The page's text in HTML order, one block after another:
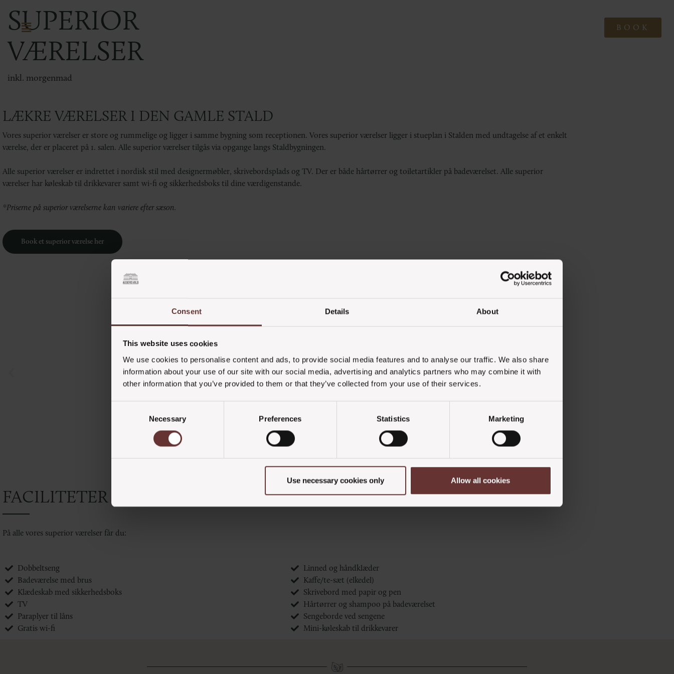
Consent Details About
This website uses cookies
We use cookies to personalise content and ads, to provide social media features and to analyse our traffic. We also share
information about your use of our site with our social media, advertising and analytics partners who may combine it with
other information that you’ve provided to them or that they’ve collected from your use of their services.
Necessary Preferences Statistics Marketing
Use necessary cookies only Allow all cookies
BOOK
SUPERIOR
VÆRELSER
inkl. morgenmad
LÆKRE VÆRELSER I DEN GAMLE STALD
Vores superior værelser er store og rummelige og ligger i samme bygning som receptionen. Vores superior værelser ligger i stueplan i Stalden med undtagelse af et enkelt
værelse, der er placeret på 1. salen. Alle superior værelser tilgås via opgange langs Staldbygningen.
Alle superior værelser er indrettet i nordisk stil med designermøbler, skrivebordsplads og TV. Der er både hårtørrer og toiletartikler på badeværelset. Alle superior
værelser har køleskab til drikkevarer samt wi-fi og sikkerhedsboks til dine værdigenstande.
*Priserne på superior værelserne kan variere efter sæson.
Book et superior værelse her
FACILITETER
På alle vores superior værelser får du:
Dobbeltseng
Badeværelse med brus
Klædeskab med sikkerhedsboks
TV
Paraplyer til låns
Gratis wi-fi
Linned og håndklæder
Kaffe/te-sæt (elkedel)
Skrivebord med papir og pen
Hårtørrer og shampoo på badeværelset
Sengeborde ved sengene
Mini-køleskab til drikkevarer